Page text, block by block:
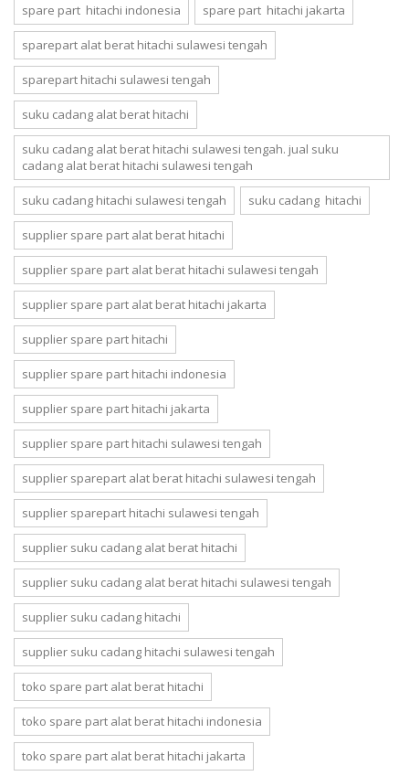
spare part hitachi indonesia spare part hitachi jakarta
sparepart alat berat hitachi sulawesi tengah
sparepart hitachi sulawesi tengah
suku cadang alat berat hitachi
suku cadang alat berat hitachi sulawesi tengah. jual suku
cadang alat berat hitachi sulawesi tengah
suku cadang hitachi sulawesi tengah suku cadang hitachi
supplier spare part alat berat hitachi
supplier spare part alat berat hitachi sulawesi tengah
supplier spare part alat berat hitachi jakarta
supplier spare part hitachi
supplier spare part hitachi indonesia
supplier spare part hitachi jakarta
supplier spare part hitachi sulawesi tengah
supplier sparepart alat berat hitachi sulawesi tengah
supplier sparepart hitachi sulawesi tengah
supplier suku cadang alat berat hitachi
supplier suku cadang alat berat hitachi sulawesi tengah
supplier suku cadang hitachi
supplier suku cadang hitachi sulawesi tengah
toko spare part alat berat hitachi
toko spare part alat berat hitachi indonesia
toko spare part alat berat hitachi jakarta